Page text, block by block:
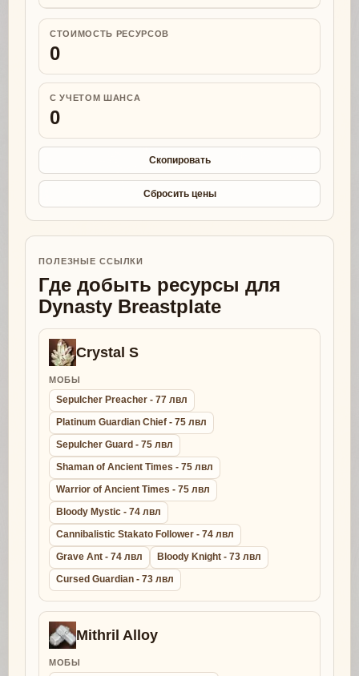
СТОИМОСТЬ РЕСУРСОВ
0
С УЧЕТОМ ШАНСА
0
Скопировать
Сбросить цены
ПОЛЕЗНЫЕ ССЫЛКИ
Где добыть ресурсы для
Dynasty Breastplate
Crystal S
МОБЫ
Sepulcher Preacher - 77 лвл
Platinum Guardian Chief - 75 лвл
Sepulcher Guard - 75 лвл
Shaman of Ancient Times - 75 лвл
Warrior of Ancient Times - 75 лвл
Bloody Mystic - 74 лвл
Cannibalistic Stakato Follower - 74 лвл
Grave Ant - 74 лвл
Bloody Knight - 73 лвл
Cursed Guardian - 73 лвл
Mithril Alloy
МОБЫ